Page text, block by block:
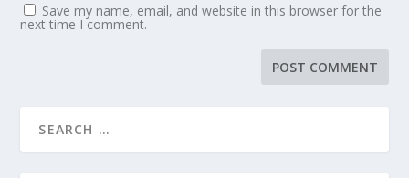
Save my name, email, and website in this browser for the
next time I comment.